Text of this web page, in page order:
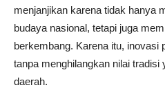
menjanjikan karena tidak hanya
budaya nasional, tetapi juga
berkembang. Karena itu, inovasi
tanpa menghilangkan nilai tradisi
daerah.